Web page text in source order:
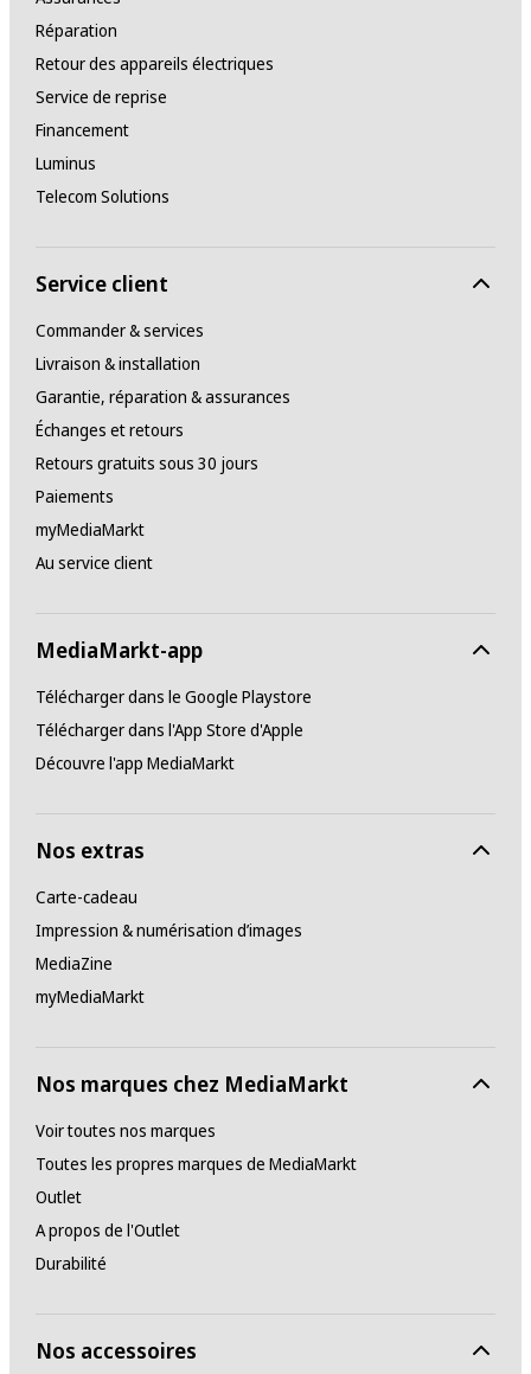
Réparation
Retour des appareils électriques
Service de reprise
Financement
Luminus
Telecom Solutions
Service client
Commander & services
Livraison & installation
Garantie, réparation & assurances
Échanges et retours
Retours gratuits sous 30 jours
Paiements
myMediaMarkt
Au service client
MediaMarkt-app
Télécharger dans le Google Playstore
Télécharger dans l'App Store d'Apple
Découvre l'app MediaMarkt
Nos extras
Carte-cadeau
Impression & numérisation d’images
MediaZine
myMediaMarkt
Nos marques chez MediaMarkt
Voir toutes nos marques
Toutes les propres marques de MediaMarkt
Outlet
A propos de l'Outlet
Durabilité
Nos accessoires